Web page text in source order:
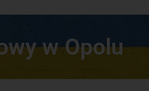
w Opolu